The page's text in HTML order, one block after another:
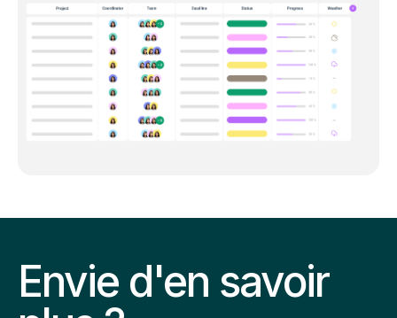
Envie d'en savoir